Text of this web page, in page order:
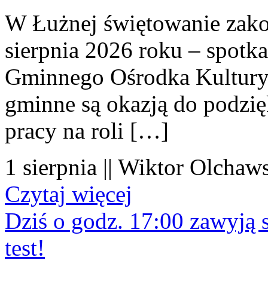
W Łużnej świętowanie
sierpnia 2026 roku –
Gminnego Ośrodka
gminne są okazją do
pracy na roli […]
1 sierpnia || Wiktor
Czytaj więcej
Dziś o godz. 17:00 zawyją
test!